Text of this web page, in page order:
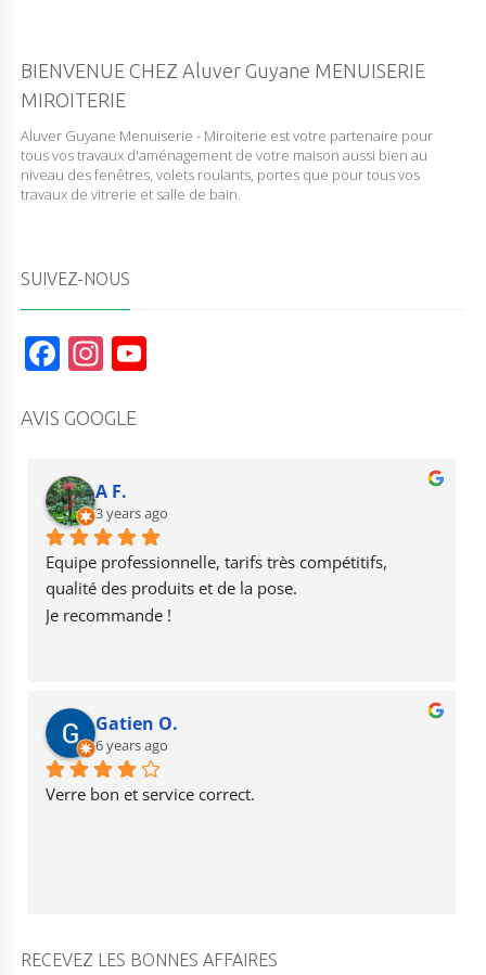
BIENVENUE CHEZ Aluver Guyane MENUISERIE
MIROITERIE
Aluver Guyane Menuiserie - Miroiterie est votre partenaire pour
tous vos travaux d'aménagement de votre maison aussi bien au
niveau des fenêtres, volets roulants, portes que pour tous vos
travaux de vitrerie et salle de bain.
SUIVEZ-NOUS
F
a
c
b
o
o
k
In
st
a
r
a
m
b
e
AVIS GOOGLE
A F.
3 years ago
Equipe professionnelle, tarifs très compétitifs,
qualité des produits et de la pose.
Je recommande !
Gatien O.
6 years ago
Verre bon et service correct.
RECEVEZ LES BONNES AFFAIRES